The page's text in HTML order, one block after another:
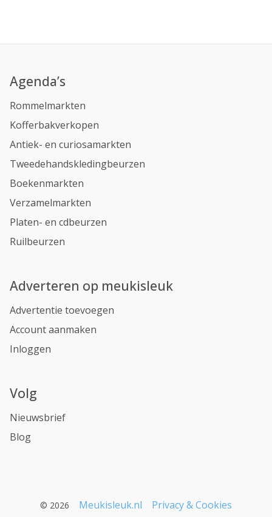
Agenda’s
Rommelmarkten
Kofferbakverkopen
Antiek- en curiosamarkten
Tweedehandskledingbeurzen
Boekenmarkten
Verzamelmarkten
Platen- en cdbeurzen
Ruilbeurzen
Adverteren op meukisleuk
Advertentie toevoegen
Account aanmaken
Inloggen
Volg
Nieuwsbrief
Blog
© 2026 Meukisleuk.nl Privacy & Cookies